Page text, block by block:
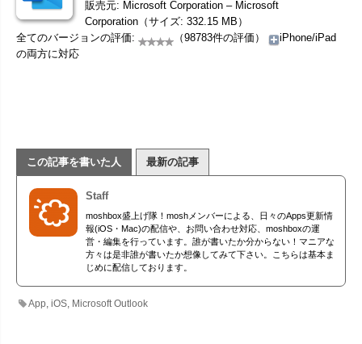
販売元: Microsoft Corporation – Microsoft
Corporation（サイズ: 332.15 MB）
全てのバージョンの評価:
（98783件の評価）
iPhone/iPad
の両方に対応
この記事を書いた人 最新の記事
Staff
moshbox盛上げ隊！moshメンバーによる、日々のApps更新情
報(iOS・Mac)の配信や、お問い合わせ対応、moshboxの運
営・編集を行っています。誰が書いたか分からない！マニアな
方々は是非誰が書いたか想像してみて下さい。こちらは基本ま
じめに配信しております。
App ,iOS Microsoft Outlook